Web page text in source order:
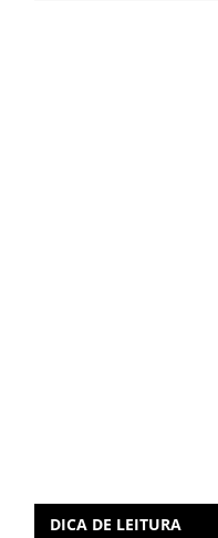
DICA DE LEITURA